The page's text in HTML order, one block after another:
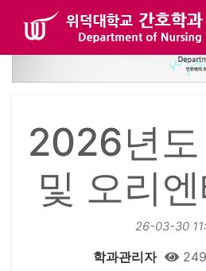
2026년도
및 오리
26-03-30
학과관리자